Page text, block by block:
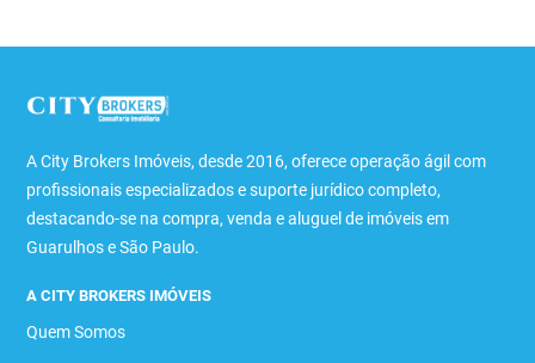
A City Brokers Imóveis, desde 2016, oferece operação ágil com
profissionais especializados e suporte jurídico completo,
destacando-se na compra, venda e aluguel de imóveis em
Guarulhos e São Paulo.
A CITY BROKERS IMÓVEIS
Quem Somos